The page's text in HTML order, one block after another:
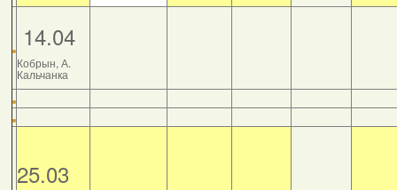
14.04
Кобрын, А.
Кальчанка
25.03